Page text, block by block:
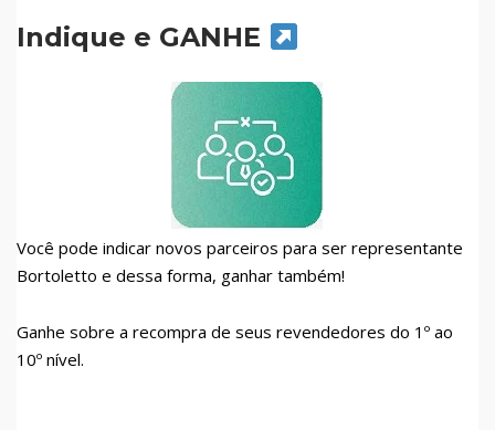
Indique e GANHE
Você pode indicar novos parceiros para ser representante
Bortoletto e dessa forma, ganhar também!
Ganhe sobre a recompra de seus revendedores do 1º ao
10º nível.